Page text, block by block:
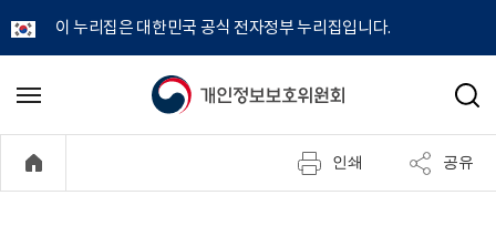
이 누리집은 대한민국 공식 전자정부 누리집입니다.
개
정
메
기
검
인쇄 공유